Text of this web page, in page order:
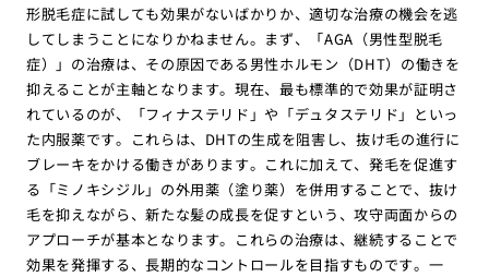
形脱毛症に試しても効果がないばかりか、適切な治療の機会を逃
してしまうことになりかねません。まず、「AGA（男性型脱毛
症）」の治療は、その原因である男性ホルモン（DHT）の働きを
抑えることが主軸となります。現在、最も標準的で効果が証明さ
れているのが、「フィナステリド」や「デュタステリド」といっ
た内服薬です。これらは、DHTの生成を阻害し、抜け毛の進行に
ブレーキをかける働きがあります。これに加えて、発毛を促進す
る「ミノキシジル」の外用薬（塗り薬）を併用することで、抜け
毛を抑えながら、新たな髪の成長を促すという、攻守両面からの
アプローチが基本となります。これらの治療は、継続することで
効果を発揮する、長期的なコントロールを目指すものです。一